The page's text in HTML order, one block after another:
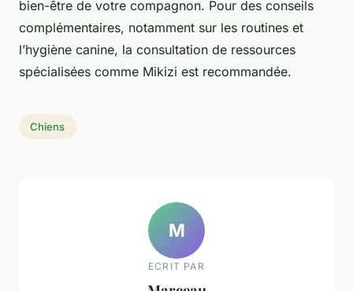
bien-être de votre compagnon. Pour des conseils
complémentaires, notamment sur les routines et
l’hygiène canine, la consultation de ressources
spécialisées comme Mikizi est recommandée.
Chiens
M
ECRIT PAR